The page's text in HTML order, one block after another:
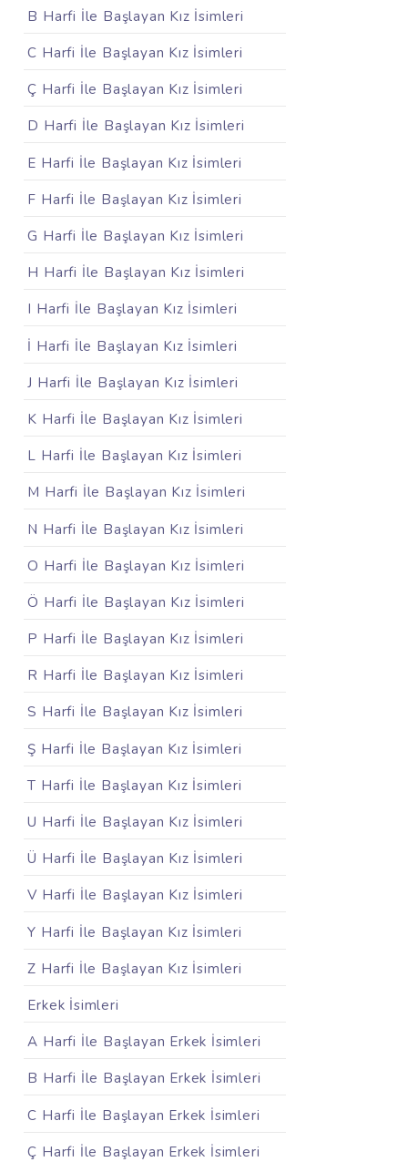
B Harfi İle Başlayan Kız İsimleri
C Harfi İle Başlayan Kız İsimleri
Ç Harfi İle Başlayan Kız İsimleri
D Harfi İle Başlayan Kız İsimleri
E Harfi İle Başlayan Kız İsimleri
F Harfi İle Başlayan Kız İsimleri
G Harfi İle Başlayan Kız İsimleri
H Harfi İle Başlayan Kız İsimleri
I Harfi İle Başlayan Kız İsimleri
İ Harfi İle Başlayan Kız İsimleri
J Harfi İle Başlayan Kız İsimleri
K Harfi İle Başlayan Kız İsimleri
L Harfi İle Başlayan Kız İsimleri
M Harfi İle Başlayan Kız İsimleri
N Harfi İle Başlayan Kız İsimleri
O Harfi İle Başlayan Kız İsimleri
Ö Harfi İle Başlayan Kız İsimleri
P Harfi İle Başlayan Kız İsimleri
R Harfi İle Başlayan Kız İsimleri
S Harfi İle Başlayan Kız İsimleri
Ş Harfi İle Başlayan Kız İsimleri
T Harfi İle Başlayan Kız İsimleri
U Harfi İle Başlayan Kız İsimleri
Ü Harfi İle Başlayan Kız İsimleri
V Harfi İle Başlayan Kız İsimleri
Y Harfi İle Başlayan Kız İsimleri
Z Harfi İle Başlayan Kız İsimleri
Erkek İsimleri
A Harfi İle Başlayan Erkek İsimleri
B Harfi İle Başlayan Erkek İsimleri
C Harfi İle Başlayan Erkek İsimleri
Ç Harfi İle Başlayan Erkek İsimleri